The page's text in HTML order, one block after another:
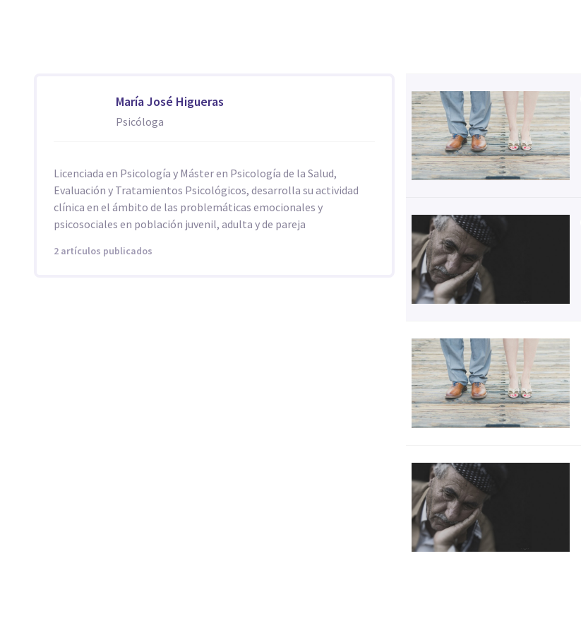
María José Higueras
Psicóloga
Licenciada en Psicología y Máster en Psicología de la Salud,
Evaluación y Tratamientos Psicológicos, desarrolla su actividad
clínica en el ámbito de las problemáticas emocionales y
psicosociales en población juvenil, adulta y de pareja
2 artículos publicados